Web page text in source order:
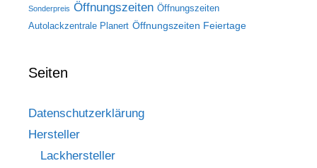
Sonderpreis Öffnungszeiten Öffnungszeiten
Autolackzentrale Planert Öffnungszeiten Feiertage
Seiten
Datenschutzerklärung
Hersteller
Lackhersteller